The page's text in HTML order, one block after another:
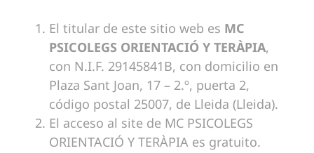
El titular de este sitio web es MC
PSICOLEGS ORIENTACIÓ Y TERÀPIA,
con N.I.F. 29145841B, con domicilio en
Plaza Sant Joan, 17 – 2.º, puerta 2,
código postal 25007, de Lleida (Lleida).
El acceso al site de MC PSICOLEGS
ORIENTACIÓ Y TERÀPIA es gratuito.